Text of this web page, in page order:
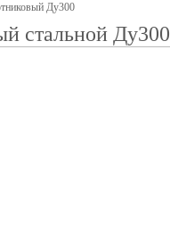
Ду300
стальной Ду300